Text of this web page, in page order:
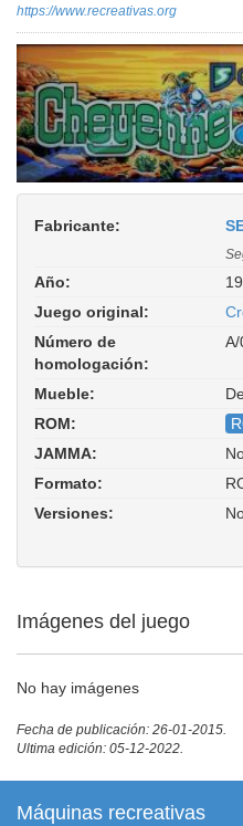
https://www.recreativas.org
Fabricante:
Año:
Juego original:
Número de
homologación:
A/
Mueble:
ROM:
JAMMA:
Formato:
Versiones:
Imágenes del juego
No hay imágenes
Fecha de publicación: 26-01-2015.
Ultima edición: 05-12-2022.
Máquinas recreativas